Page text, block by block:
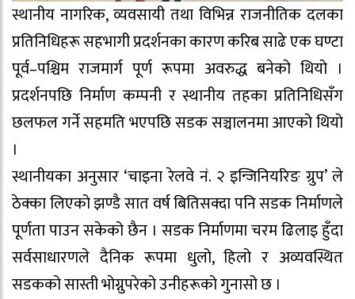
स्थानीय नागरिक, व्यवसायी तथा विभिन्न राजनीतिक दलका
प्रतिनिधिहरू सहभागी प्रदर्शनका कारण करिब साढे एक घण्टा
पूर्व–पश्चिम राजमार्ग पूर्ण रूपमा अवरुद्ध बनेको थियो ।
प्रदर्शनपछि निर्माण कम्पनी र स्थानीय तहका प्रतिनिधिसँग
छलफल गर्ने सहमति भएपछि सडक सञ्चालनमा आएको थियो
।
स्थानीयका अनुसार ‘चाइना रेलवे नं. २ इन्जिनियरिङ ग्रुप’ ले
ठेक्का लिएको झण्डै सात वर्ष बितिसक्दा पनि सडक निर्माणले
पूर्णता पाउन सकेको छैन । सडक निर्माणमा चरम ढिलाइ हुँदा
सर्वसाधारणले दैनिक रूपमा धुलो, हिलो र अव्यवस्थित
सडकको सास्ती भोग्नुपरेको उनीहरूको गुनासो छ ।